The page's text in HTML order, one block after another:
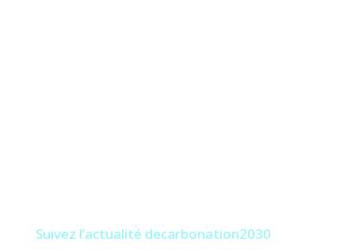
Suivez l’actualité decarbonation2030